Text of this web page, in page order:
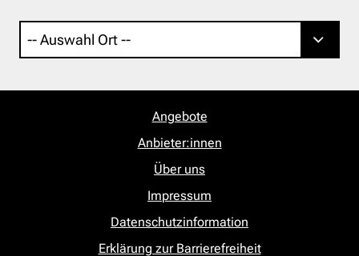
Angebote
Anbieter:innen
Über uns
Impressum
Datenschutzinformation
Erklärung zur Barrierefreiheit